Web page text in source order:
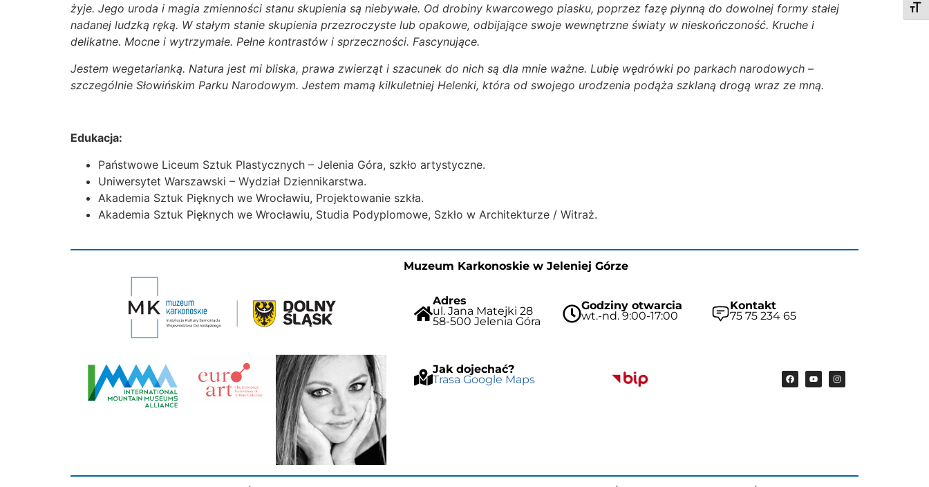
żyje. Jego uroda i magia zmienności stanu skupienia są niebywałe. Od drobiny kwarcowego piasku, poprzez fazę płynną do dowolnej formy stałej
nadanej ludzką ręką. W stałym stanie skupienia przezroczyste lub opakowe, odbijające swoje wewnętrzne światy w nieskończoność. Kruche i
delikatne. Mocne i wytrzymałe. Pełne kontrastów i sprzeczności. Fascynujące.
Jestem wegetarianką. Natura jest mi bliska, prawa zwierząt i szacunek do nich są dla mnie ważne. Lubię wędrówki po parkach narodowych –
szczególnie Słowińskim Parku Narodowym. Jestem mamą kilkuletniej Helenki, która od swojego urodzenia podąża szklaną drogą wraz ze mną.
Edukacja:
Państwowe Liceum Sztuk Plastycznych – Jelenia Góra, szkło artystyczne.
Uniwersytet Warszawski – Wydział Dziennikarstwa.
Akademia Sztuk Pięknych we Wrocławiu, Projektowanie szkła.
Akademia Sztuk Pięknych we Wrocławiu, Studia Podyplomowe, Szkło w Architekturze / Witraż.
Muzeum Karkonoskie w Jeleniej Górze
Adres
ul. Jana Matejki 28
58-500 Jelenia Góra
Godziny otwarcia
wt.-nd. 9:00-17:00
Kontakt
75 75 234 65
Jak dojechać?
Trasa Google Maps